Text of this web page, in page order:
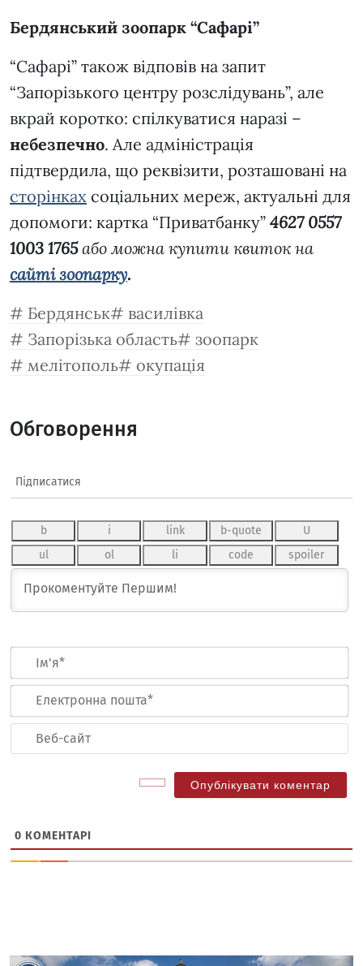
Бердянський зоопарк “Сафарі”
“Сафарі” також відповів на запит
“Запорізького центру розслідувань”, але
вкрай коротко: спілкуватися наразі –
небезпечно. Але адміністрація
підтвердила, що реквізити, розташовані на
сторінках соціальних мереж, актуальні для
допомоги: картка “Приватбанку” 4627 0557
1003 1765або можна купити квиток на
сайті зоопарку.
Бердянськ
василівка
Запорізька область
зоопарк
мелітополь
окупація
Обговорення
Підписатися
0 КОМЕНТАРІ